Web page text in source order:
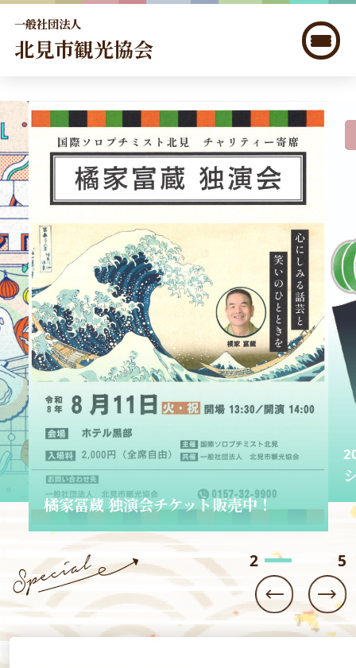
一般社団法人
北見市観光協会
北見
2026.06.01
ショップきたみさん！
3 5